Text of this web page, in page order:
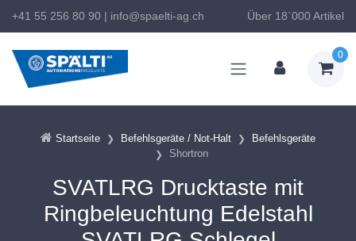
+41 55 256 80 90 | info@spaelti-ag.ch Über 18`000 Artikel
0
Startseite Befehlsgeräte / Not-Halt
Befehlsgeräte
Shortron
SVATLRG Drucktaste mit
Ringbeleuchtung Edelstahl